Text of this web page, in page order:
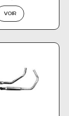
VOIR